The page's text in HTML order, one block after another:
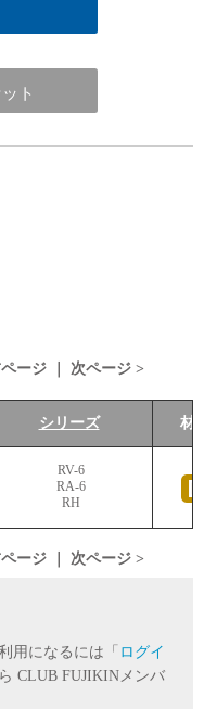
ト
ージ 次ページ >
シリーズ 材
RV-6
RA-6
RH
ージ 次ページ >
用になるには「 ログイ
CLUB FUJIKINメンバ